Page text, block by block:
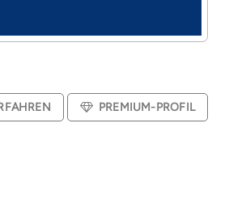
PREMIUM-PROFIL